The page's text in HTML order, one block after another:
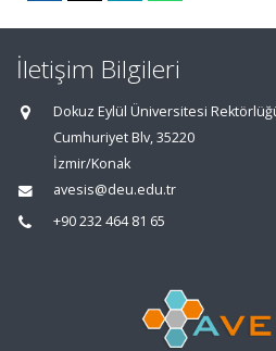
İletişim Bilgileri
Dokuz Eylül Üniversitesi
Cumhuriyet Blv, 35220
İzmir/Konak
avesis@deu.edu.tr
+90 232 464 81 65